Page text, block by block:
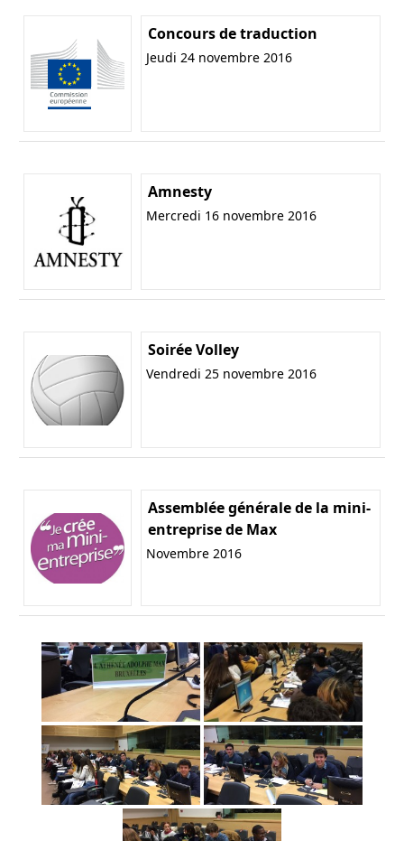
Concours de traduction
Jeudi 24 novembre 2016
Amnesty
Mercredi 16 novembre 2016
Soirée Volley
Vendredi 25 novembre 2016
Assemblée générale de la mini-
entreprise de Max
Novembre 2016